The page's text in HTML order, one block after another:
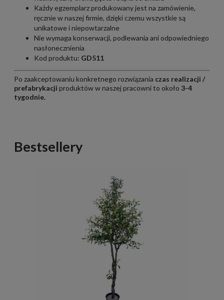
Każdy egzemplarz produkowany jest na zamówienie,
ręcznie w naszej firmie, dzięki czemu wszystkie są
unikatowe i niepowtarzalne
Nie wymaga konserwacji, podlewania ani odpowiedniego
nasłonecznienia
Kod produktu: GD511
Po zaakceptowaniu konkretnego rozwiązania czas realizacji /
prefabrykacji produktów w naszej pracowni to około 3-4
tygodnie.
Bestsellery